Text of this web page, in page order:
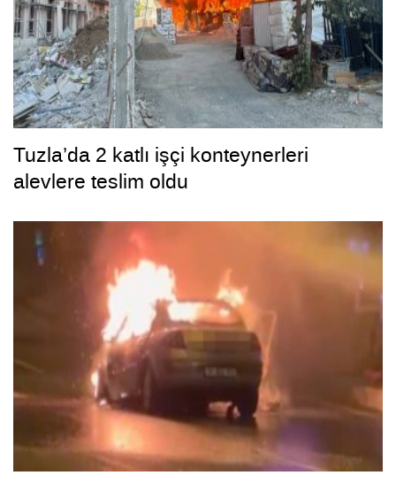
Tuzla’da 2 katlı işçi konteynerleri
alevlere teslim oldu